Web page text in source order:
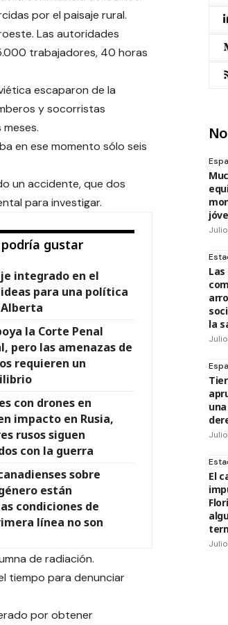
por el paisaje rural.
Las autoridades
trabajadores, 40 horas
escaparon de la
y socorristas
en ese momento sólo seis
un accidente, que dos
para investigar.
gustar
integrado en el
para una política
la Corte Penal
pero las amenazas de
requieren un
con drones en
impacto en Rusia,
rusos siguen
con la guerra
sobre
están
condiciones de
línea no son
de radiación.
tiempo para denunciar
por obtener
la
El